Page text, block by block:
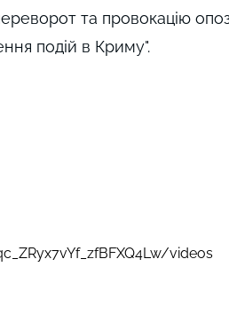
та провокацію
подій в Криму".
videos